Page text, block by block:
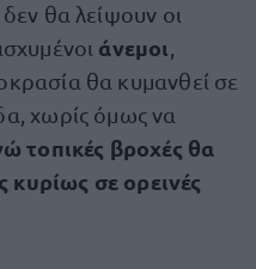
θα λείψουν οι
άνεμοι
θα κυμανθεί σε
χωρίς όμως να
τοπικές βροχές θα
σε ορεινές